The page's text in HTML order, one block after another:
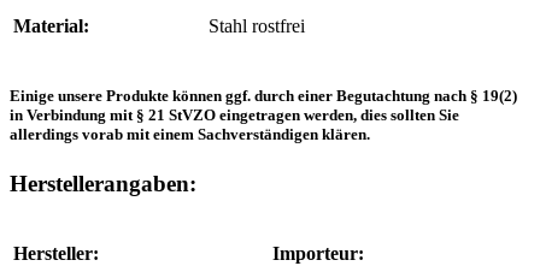
Material: Stahl rostfrei
Einige unsere Produkte können ggf. durch einer Begutachtung nach § 19(2)
in Verbindung mit § 21 StVZO eingetragen werden, dies sollten Sie
allerdings vorab mit einem Sachverständigen klären.
Herstellerangaben:
Hersteller:
Importeur: